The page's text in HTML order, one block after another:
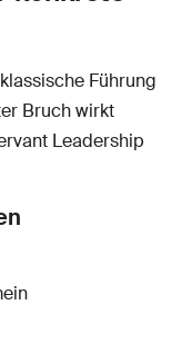
Führung
Bruch wirkt
Leadership